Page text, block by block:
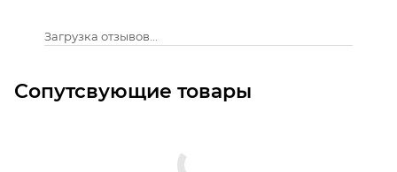
Загрузка отзывов...
Сопутсвующие товары